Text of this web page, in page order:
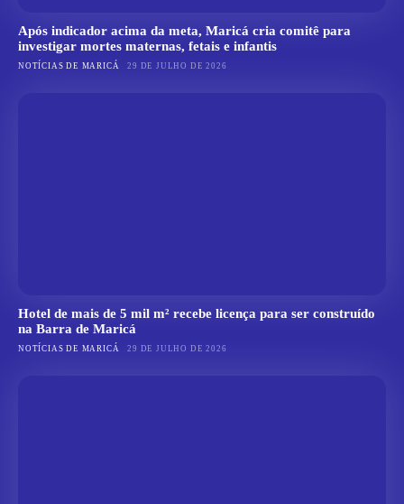
Após indicador acima da meta, Maricá cria comitê para
investigar mortes maternas, fetais e infantis
NOTÍCIAS DE MARICÁ 29 DE JULHO DE 2026
Hotel de mais de 5 mil m² recebe licença para ser construído
na Barra de Maricá
NOTÍCIAS DE MARICÁ 29 DE JULHO DE 2026